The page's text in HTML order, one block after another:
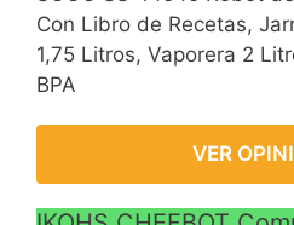
Con Libro de Recetas,
1,75 Litros, Vaporera 2
BPA
VER